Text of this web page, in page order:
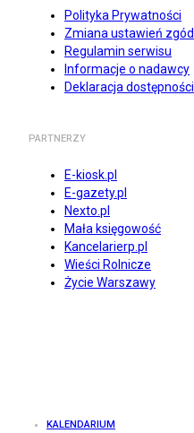
Polityka Prywatności
Zmiana ustawień zgód
Regulamin serwisu
Informacje o nadawcy
Deklaracja dostępności
PARTNERZY
E-kiosk.pl
E-gazety.pl
Nexto.pl
Mała księgowość
Kancelarierp.pl
Wieści Rolnicze
Życie Warszawy
KALENDARIUM